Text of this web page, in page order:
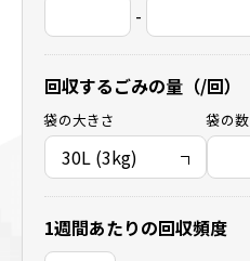
-
回収するごみの量（/回）
袋の大きさ
袋の数
1週間あたりの回収頻度